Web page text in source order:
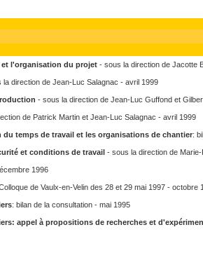
l'organisation du projet - sous la direction de Jacotte
la direction de Jean-Luc Salagnac - avril 1999
- sous la direction de Jean-Luc Guffond et
de Patrick Martin et Jean-Luc Salagnac - avril 1999
temps de travail et les organisations de chantier:
et conditions de travail - sous la direction de
1996
de Vaulx-en-Velin des 28 et 29 mai 1997 - octobre
: bilan de la consultation - mai 1995
appel à propositions de recherches et